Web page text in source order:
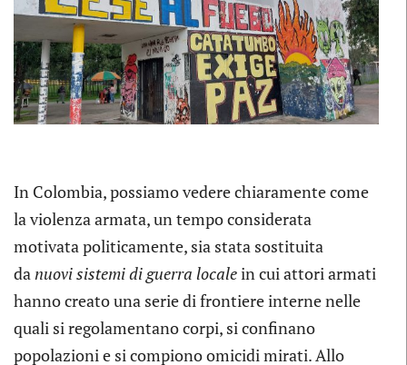
In Colombia, possiamo vedere chiaramente come
la violenza armata, un tempo considerata
motivata politicamente, sia stata sostituita
da nuovi sistemi di guerra localein cui attori armati
hanno creato una serie di frontiere interne nelle
quali si regolamentano corpi, si confinano
popolazioni e si compiono omicidi mirati. Allo